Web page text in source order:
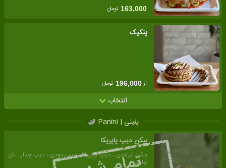
163,000 تومان
پنکیک
از196,000 تومان
انتخاب
پنینی | Panini
بیکن دیپ پاپریکا
بیکن ایرلندی ، دیپ پاپریکا ، دیپ دودی ، دیپ چدار ، نان
چاپاتا